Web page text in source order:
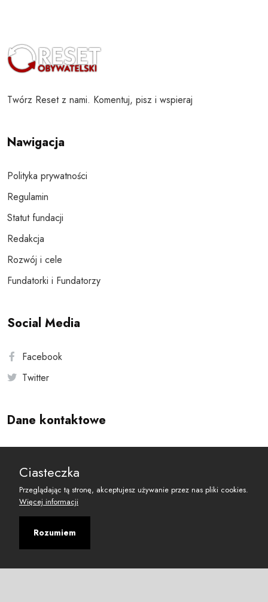
Twórz Reset z nami. Komentuj, pisz i wspieraj
Nawigacja
Polityka prywatności
Regulamin
Statut fundacji
Redakcja
Rozwój i cele
Fundatorki i Fundatorzy
Social Media
Facebook
Twitter
Dane kontaktowe
reset@resetobywatelski.pl
Ciasteczka
Przeglądając tą stronę, akceptujesz używanie przez nas pliki cookies.
Więcej informacji
Rozumiem